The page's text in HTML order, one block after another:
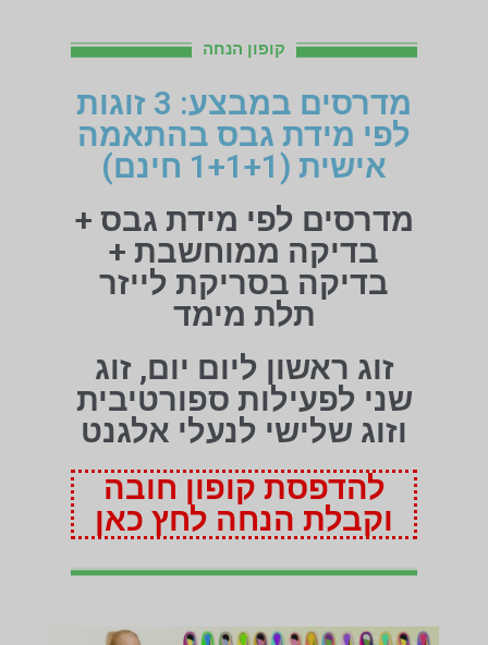
קופון הנחה
מדרסים במבצע: 3 זוגות
לפי מידת גבס בהתאמה
אישית (1+1+1 חינם)
מדרסים לפי מידת גבס +
בדיקה ממוחשבת +
בדיקה בסריקת לייזר
תלת מימד
זוג ראשון ליום יום, זוג
שני לפעילות ספורטיבית
וזוג שלישי לנעלי אלגנט
להדפסת קופון חובה
וקבלת הנחה לחץ כאן